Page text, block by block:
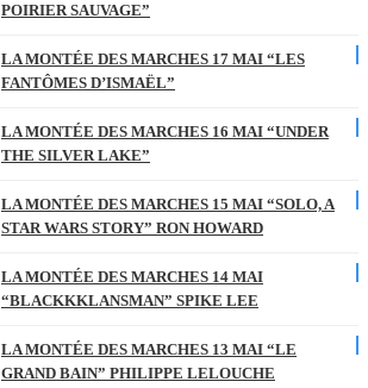
POIRIER SAUVAGE”
LA MONTÉE DES MARCHES 17 MAI “LES
FANTÔMES D’ISMAËL”
LA MONTÉE DES MARCHES 16 MAI “UNDER
THE SILVER LAKE”
LA MONTÉE DES MARCHES 15 MAI “SOLO, A
STAR WARS STORY” RON HOWARD
LA MONTÉE DES MARCHES 14 MAI
“BLACKKKLANSMAN” SPIKE LEE
LA MONTÉE DES MARCHES 13 MAI “LE
GRAND BAIN” PHILIPPE LELOUCHE